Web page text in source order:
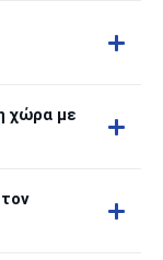
χώρα με